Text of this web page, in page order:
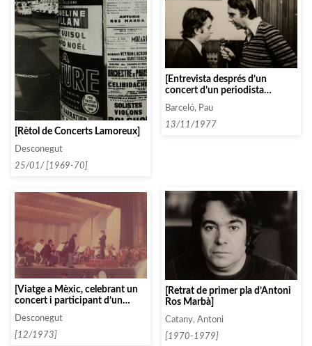
[Rètol de Concerts Lamoreux]
Desconegut
25/01/ [1969-70]
[Entrevista després d’un
concert d’un periodista
Marbà]
Barceló, Pau
13/11/1977
[Viatge a Mèxic, celebrant un
concert i participant d’un
sopar organitzat per l’Orfeó
Català a Mèxic, amb presència
del seu president César Pi
Desconegut
[12/1973]
[Retrat de primer pla d’Antoni
Ros Marbà]
Catany, Antoni
[1970-1979]